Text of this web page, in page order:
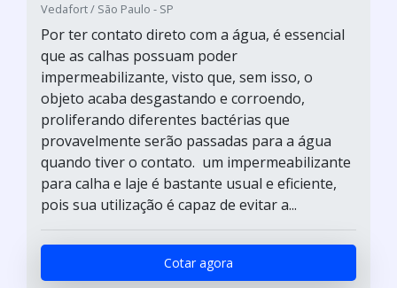
Vedafort / São Paulo - SP
Por ter contato direto com a água, é essencial
que as calhas possuam poder
impermeabilizante, visto que, sem isso, o
objeto acaba desgastando e corroendo,
proliferando diferentes bactérias que
provavelmente serão passadas para a água
quando tiver o contato. um impermeabilizante
para calha e laje é bastante usual e eficiente,
pois sua utilização é capaz de evitar a...
Cotar agora